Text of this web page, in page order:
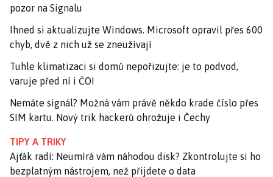
pozor na Signalu
Ihned si aktualizujte Windows. Microsoft opravil přes 600
chyb, dvě z nich už se zneužívají
Tuhle klimatizaci si domů nepořizujte: je to podvod,
varuje před ní i ČOI
Nemáte signál? Možná vám právě někdo krade číslo přes
SIM kartu. Nový trik hackerů ohrožuje i Čechy
TIPY A TRIKY
Ajťák radí: Neumírá vám náhodou disk? Zkontrolujte si ho
bezplatným nástrojem, než přijdete o data